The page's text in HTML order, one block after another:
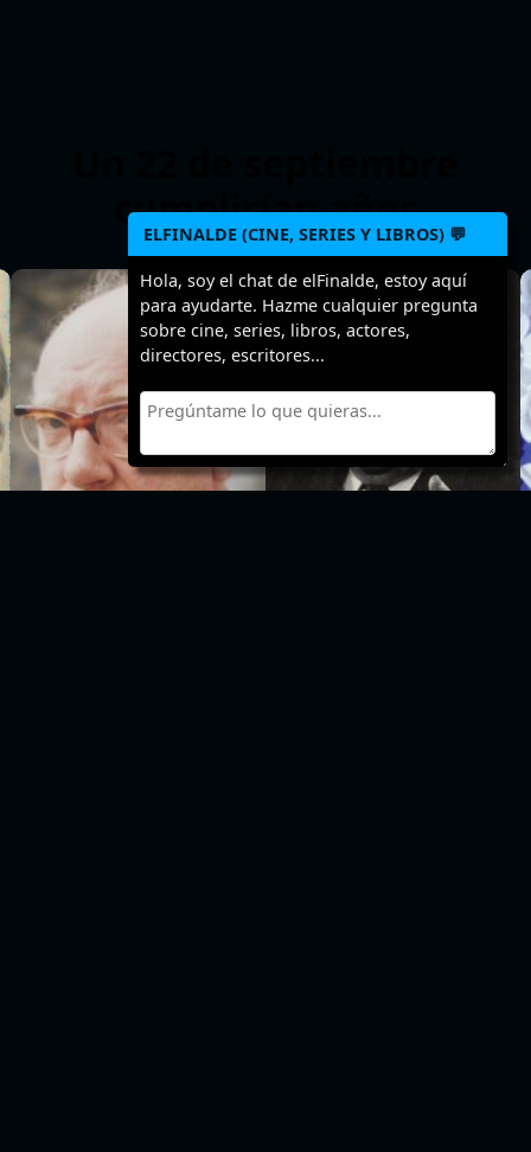
cumplirían años
> > >
ELFINALDE (CINE, SERIES Y LIBROS) 💬
Hola, soy el chat de elFinalde, estoy aquí
para ayudarte. Hazme cualquier pregunta
sobre cine, series, libros, actores,
directores, escritores...